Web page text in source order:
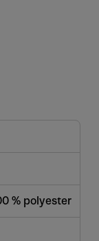
% polyester